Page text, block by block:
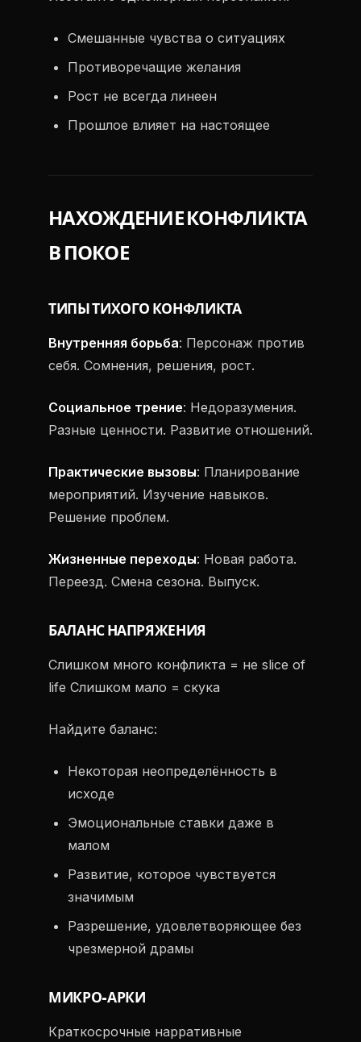
Смешанные чувства о ситуациях
Противоречащие желания
Рост не всегда линеен
Прошлое влияет на настоящее
НАХОЖДЕНИЕ КОНФЛИКТА
В ПОКОЕ
ТИПЫ ТИХОГО КОНФЛИКТА
Внутренняя борьба: Персонаж против
себя. Сомнения, решения, рост.
Социальное трение: Недоразумения.
Разные ценности. Развитие отношений.
Практические вызовы: Планирование
мероприятий. Изучение навыков.
Решение проблем.
Жизненные переходы: Новая работа.
Переезд. Смена сезона. Выпуск.
БАЛАНС НАПРЯЖЕНИЯ
Слишком много конфликта = не slice of
life Слишком мало = скука
Найдите баланс:
Некоторая неопределённость в
исходе
Эмоциональные ставки даже в
малом
Развитие, которое чувствуется
значимым
Разрешение, удовлетворяющее без
чрезмерной драмы
МИКРО-АРКИ
Краткосрочные нарративные